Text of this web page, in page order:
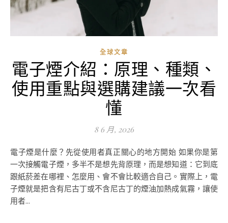
全球文章
電子煙介紹：原理、種類、
使用重點與選購建議一次看
懂
8 6 月, 2026
電子煙是什麼？先從使用者真正關心的地方開始 如果你是第
一次接觸電子煙，多半不是想先背原理，而是想知道：它到底
跟紙菸差在哪裡、怎麼用、會不會比較適合自己。實際上，電
子煙就是把含有尼古丁或不含尼古丁的煙油加熱成氣霧，讓使
用者...